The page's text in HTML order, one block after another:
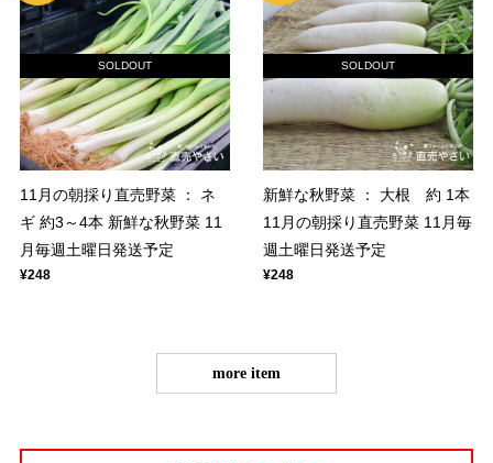
SOLDOUT
11月の朝採り直売野菜 ： ネ
ギ 約3～4本 新鮮な秋野菜 11
月毎週土曜日発送予定
¥248
SOLDOUT
新鮮な秋野菜 ： 大根 約 1本
11月の朝採り直売野菜 11月毎
週土曜日発送予定
¥248
more item